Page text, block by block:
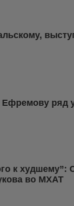
ряд
к худшему”:
во МХАТ